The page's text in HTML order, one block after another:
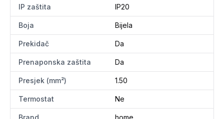
IP zaštita IP20
Boja Bijela
Prekidač Da
Prenaponska zaštita Da
Presjek (mm²) 1.50
Termostat Ne
Brand home